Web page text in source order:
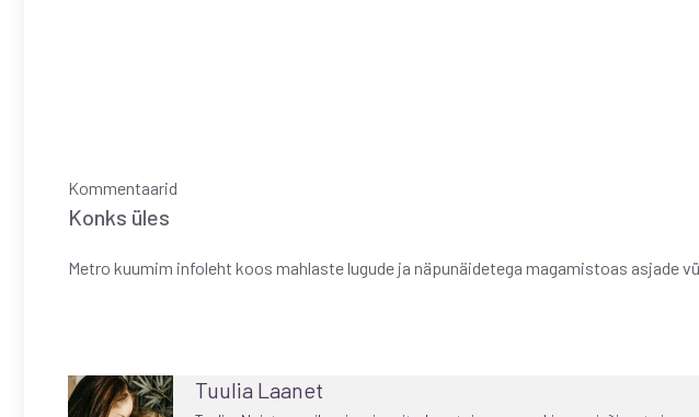
Kommentaarid
Konks üles
Metro kuumim infoleht koos mahlaste lugude ja näpunäidetega magamistoas asjade
Tuulia Laanet